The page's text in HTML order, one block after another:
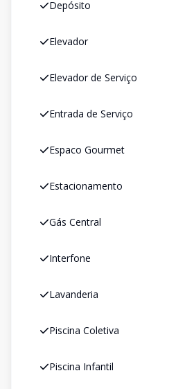
Depósito
Elevador
Elevador de Serviço
Entrada de Serviço
Espaco Gourmet
Estacionamento
Gás Central
Interfone
Lavanderia
Piscina Coletiva
Piscina Infantil